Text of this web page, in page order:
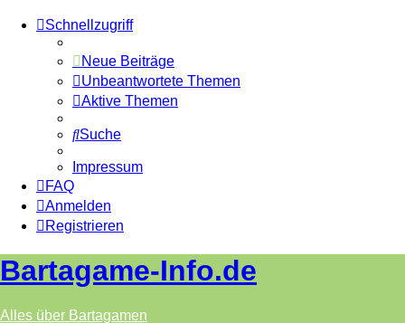
Schnellzugriff
Neue Beiträge
Unbeantwortete Themen
Aktive Themen
Suche
Impressum
FAQ
Anmelden
Registrieren
Bartagame-Info.de
Alles über Bartagamen